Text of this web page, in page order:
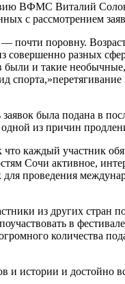
ВФМС Виталий
с рассмотрением
почти поровну.
разных сфер
и такие
была подана в
из причин
каждый участник
Сочи активное,
проведения
из других
в
количества
истории и достойно